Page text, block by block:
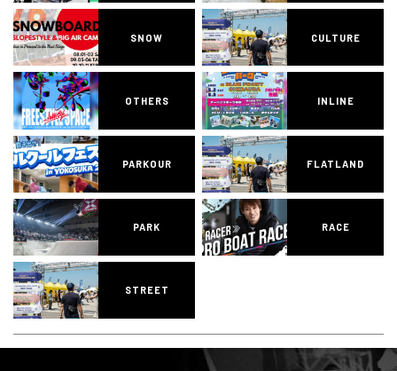
SNOW CULTURE
OTHERS INLINE
PARKOUR FLATLAND
PARK RACE
STREET